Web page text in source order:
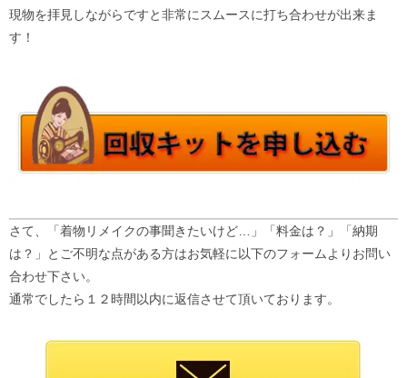
現物を拝見しながらですと非常にスムースに打ち合わせが出来ま
す！
さて、「着物リメイクの事聞きたいけど…」「料金は？」「納期
は？」とご不明な点がある方はお気軽に以下のフォームよりお問い
合わせ下さい。
通常でしたら１２時間以内に返信させて頂いております。